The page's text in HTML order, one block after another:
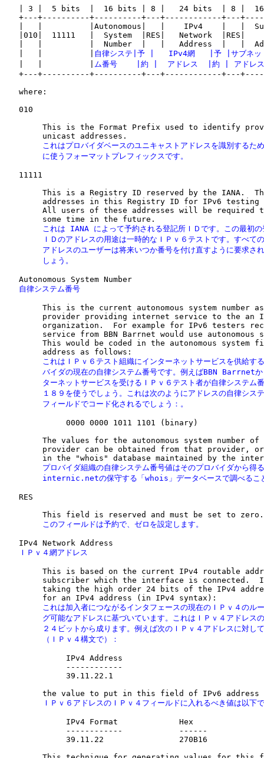
| 3 |  5 bits  |  16 bits | 8 |   24 bits  | 8 |
+---+----------+----------+---+------------+---
|   |          |Autonomous|   |    IPv4    |   |
|010|  11111   |  System  |RES|   Network  |RES|
|   |          |  Number  |   |   Address  |   |
自律システ| 予
   IPv4網
予
サブネッ
ム番号    | 約
  アドレス
約
アドレ
+---+----------+----------+---+------------+---
   where:
   010
This is the Format Prefix used to identify
        これはプロバイダベースのユニキャストアドレスを識別するため
        に使うフォーマットプレフィックスです。
   11111
This is a Registry ID reserved by the IANA.
addresses in this Registry ID for IPv6 testing
All users of these addresses will be required
これは IANA によって予約される登記所ＩＤです。この最初の
ＩＤのアドレスの用途は一時的なＩＰｖ６テストです。すべて
アドレスのユーザーは将来いつか番号を付け直すように要求さ
        しょう。
   自律システム番号
This is the current autonomous system number
provider providing internet service to the an
organization.  For example for IPv6 testers
service from BBN Barrnet would use autonomous
This would be coded in the autonomous system
これはＩＰｖ６テスト組織にインターネットサービスを供給す
バイダの現在の自律システム番号です。例えばBBN Barrnetか
ターネットサービスを受けるＩＰｖ６テスト者が自律システム
１８９を使うでしょう。これは次のようにアドレスの自律シス
        フィールドでコード化されるでしょう：。
             0000 0000 1011 1101 (binary)
The values for the autonomous system number of
provider can be obtained from that provider,
プロバイダ組織の自律システム番号値はそのプロバイダから得
internic.netの保守する「whois」データベースで調べるこ
   RES
        このフィールドは予約で、ゼロを設定します。
   ＩＰｖ４網アドレス
This is based on the current IPv4 routable
subscriber which the interface is connected.
taking the high order 24 bits of the IPv4
これは加入者につながるインタフェースの現在のＩＰｖ４のル
グ可能なアドレスに基づいています。これはＩＰｖ４アドレス
        ２４ビットから成ります。例えば次のＩＰｖ４アドレスに対して
        （ＩＰｖ４構文で）：
             IPv4 Address
             ------------
             39.11.22.1
ＩＰｖ６アドレスのＩＰｖ４フィールドに入れるべき値は以下
             IPv4 Format             Hex
             ------------            ------
             39.11.22                270B16